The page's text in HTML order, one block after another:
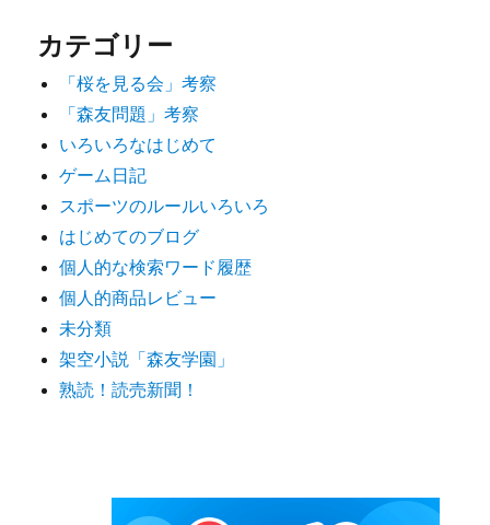
カテゴリー
「桜を見る会」考察
「森友問題」考察
いろいろなはじめて
ゲーム日記
スポーツのルールいろいろ
はじめてのブログ
個人的な検索ワード履歴
個人的商品レビュー
未分類
架空小説「森友学園」
熟読！読売新聞！